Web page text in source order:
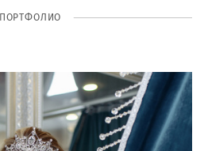
ПОРТФОЛИО